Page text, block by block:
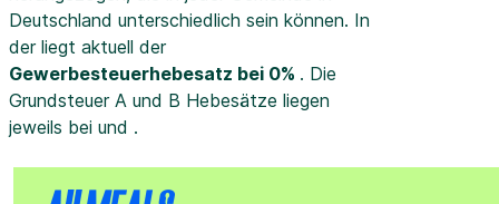
Deutschland unterschiedlich sein können. In
der liegt aktuell der
Gewerbesteuerhebesatz bei 0% . Die
Grundsteuer A und B Hebesätze liegen
jeweils bei und .